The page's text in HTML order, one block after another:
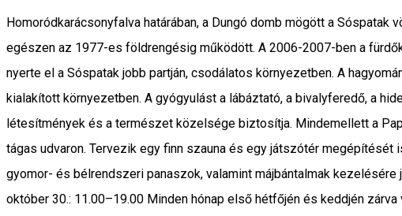
Homoródkarácsonyfalva határában, a Dungó domb mögött a
egészen az 1977-es földrengésig működött. A 2006-2007-ben a
nyerte el a Sóspatak jobb partján, csodálatos környezetben. A
kialakított környezetben. A gyógyulást a lábáztató, a bivalyferedő, a
létesítmények és a természet közelsége biztosítja. Mindemellett a
tágas udvaron. Tervezik egy finn szauna és egy játszótér
gyomor- és bélrendszeri panaszok, valamint májbántalmak kezelésére
október 30.: 11.00–19.00 Minden hónap első hétfőjén és keddjén